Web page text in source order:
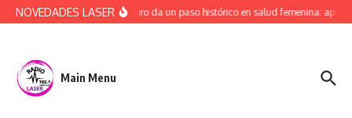
Saltar al contenido
NOVEDADES LASERRío Negro da un paso histórico en salud femenina:
Main Menu